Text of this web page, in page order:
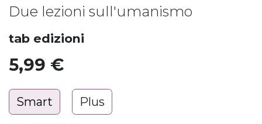
Due lezioni sull'umanismo
tab edizioni
5,99 €
Smart Plus